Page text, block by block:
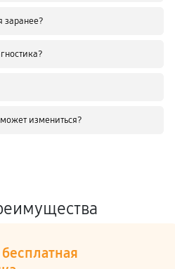
заранее?
измениться?